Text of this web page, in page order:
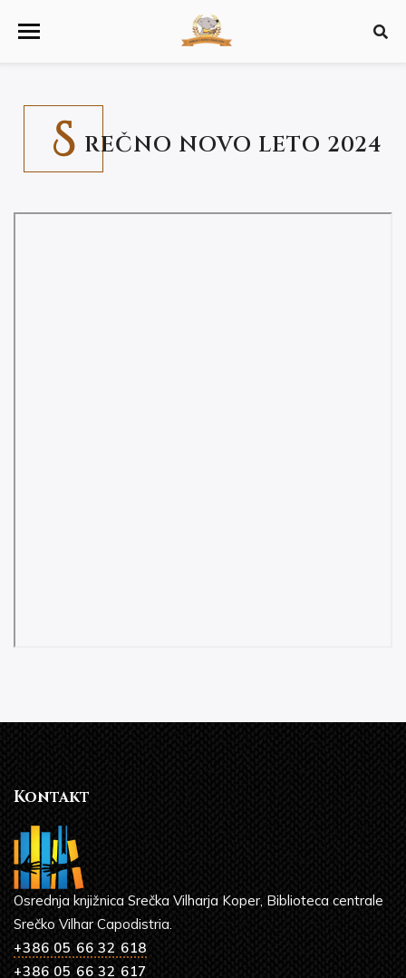
S REČNO NOVO LETO 2024
Kontakt
Osrednja knjižnica Srečka Vilharja Koper, Biblioteca centrale
Srečko Vilhar Capodistria.
+386 05 66 32 618
+386 05 66 32 617